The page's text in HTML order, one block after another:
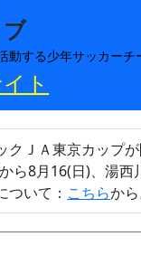
動する少年サッカーチ
ト
クＪＡ東京カップが
ら8月16(日)、湯西
ついて： こちらから